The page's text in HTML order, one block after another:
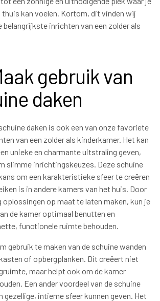
thuis kan voelen. Kortom, dit vinden wij
belangrijkste inrichten van een zolder als
gebruik van
daken
daken is ook een van onze favoriete
van een zolder als kinderkamer. Het kan
unieke en charmante uitstraling geven,
slimme inrichtingskeuzes. Deze schuine
om een karakteristieke sfeer te creëren
is in andere kamers van het huis. Door
oplossingen op maat te laten maken, kun je
de kamer optimaal benutten en
functionele ruimte behouden.
gebruik te maken van de schuine wanden
of opbergplanken. Dit creëert niet
maar helpt ook om de kamer
Een ander voordeel van de schuine
gezellige, intieme sfeer kunnen geven. Het